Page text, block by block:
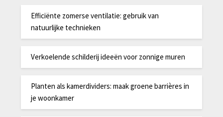
Efficiënte zomerse ventilatie: gebruik van
natuurlijke technieken
Verkoelende schilderij ideeën voor zonnige muren
Planten als kamerdividers: maak groene barrières in
je woonkamer